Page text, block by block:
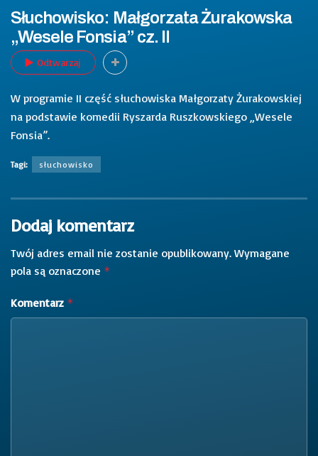
Słuchowisko: Małgorzata Żurakowska
„Wesele Fonsia” cz. II
Odtwarzaj
W programie II część słuchowiska Małgorzaty Żurakowskiej
na podstawie komedii Ryszarda Ruszkowskiego „Wesele
Fonsia”.
Tagi: słuchowisko
Dodaj komentarz
Twój adres email nie zostanie opublikowany. Wymagane
pola są oznaczone *
Komentarz *